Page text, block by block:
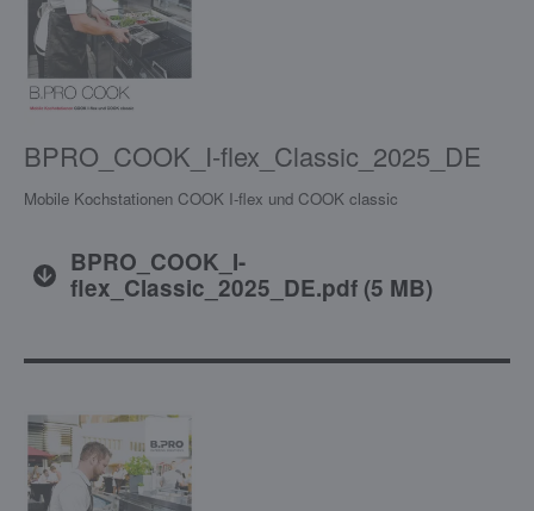
BPRO_COOK_I-flex_Classic_2025_DE
Mobile Kochstationen COOK I-flex und COOK classic
BPRO_COOK_I-
flex_Classic_2025_DE.pdf(5 MB)